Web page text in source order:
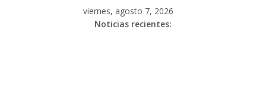
viernes, agosto 7, 2026
Noticias recientes: